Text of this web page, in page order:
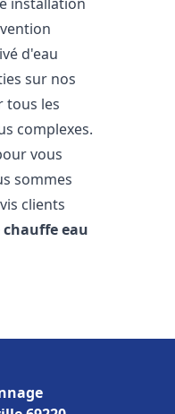
d'eau
sur nos
tous les
complexes.
vous
sommes
clients
eau